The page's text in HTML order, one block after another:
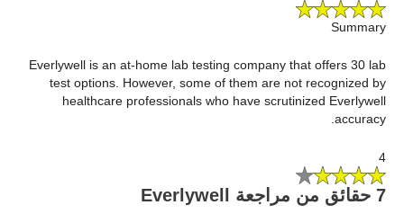
Summary
Everlywell is an at-home lab testing company that offers 30 lab
test options. However, some of them are not recognized by
healthcare professionals who have scrutinized Everlywell
accuracy.
4
7 حقائق من مراجعة Everlywell